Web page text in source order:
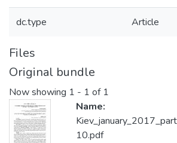
dc.type Article
Files
Original bundle
Now showing 1 - 1 of 1
Name:
10.pdf